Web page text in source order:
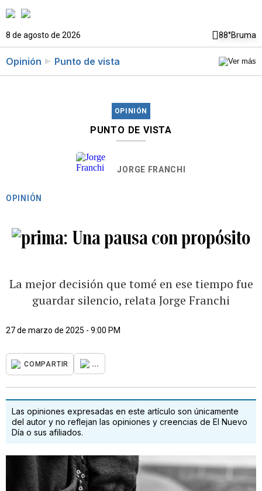
8 de agosto de 2026 88°Bruma
Opinión Punto de vista
OPINIÓN
PUNTO DE VISTA
JORGE FRANCHI
OPINIÓN
Una pausa con propósito
La mejor decisión que tomé en ese tiempo fue
guardar silencio, relata Jorge Franchi
27 de marzo de 2025 - 9:00 PM
COMPARTIR ...
Las opiniones expresadas en este artículo son únicamente
del autor y no reflejan las opiniones y creencias de El Nuevo
Día o sus afiliados.